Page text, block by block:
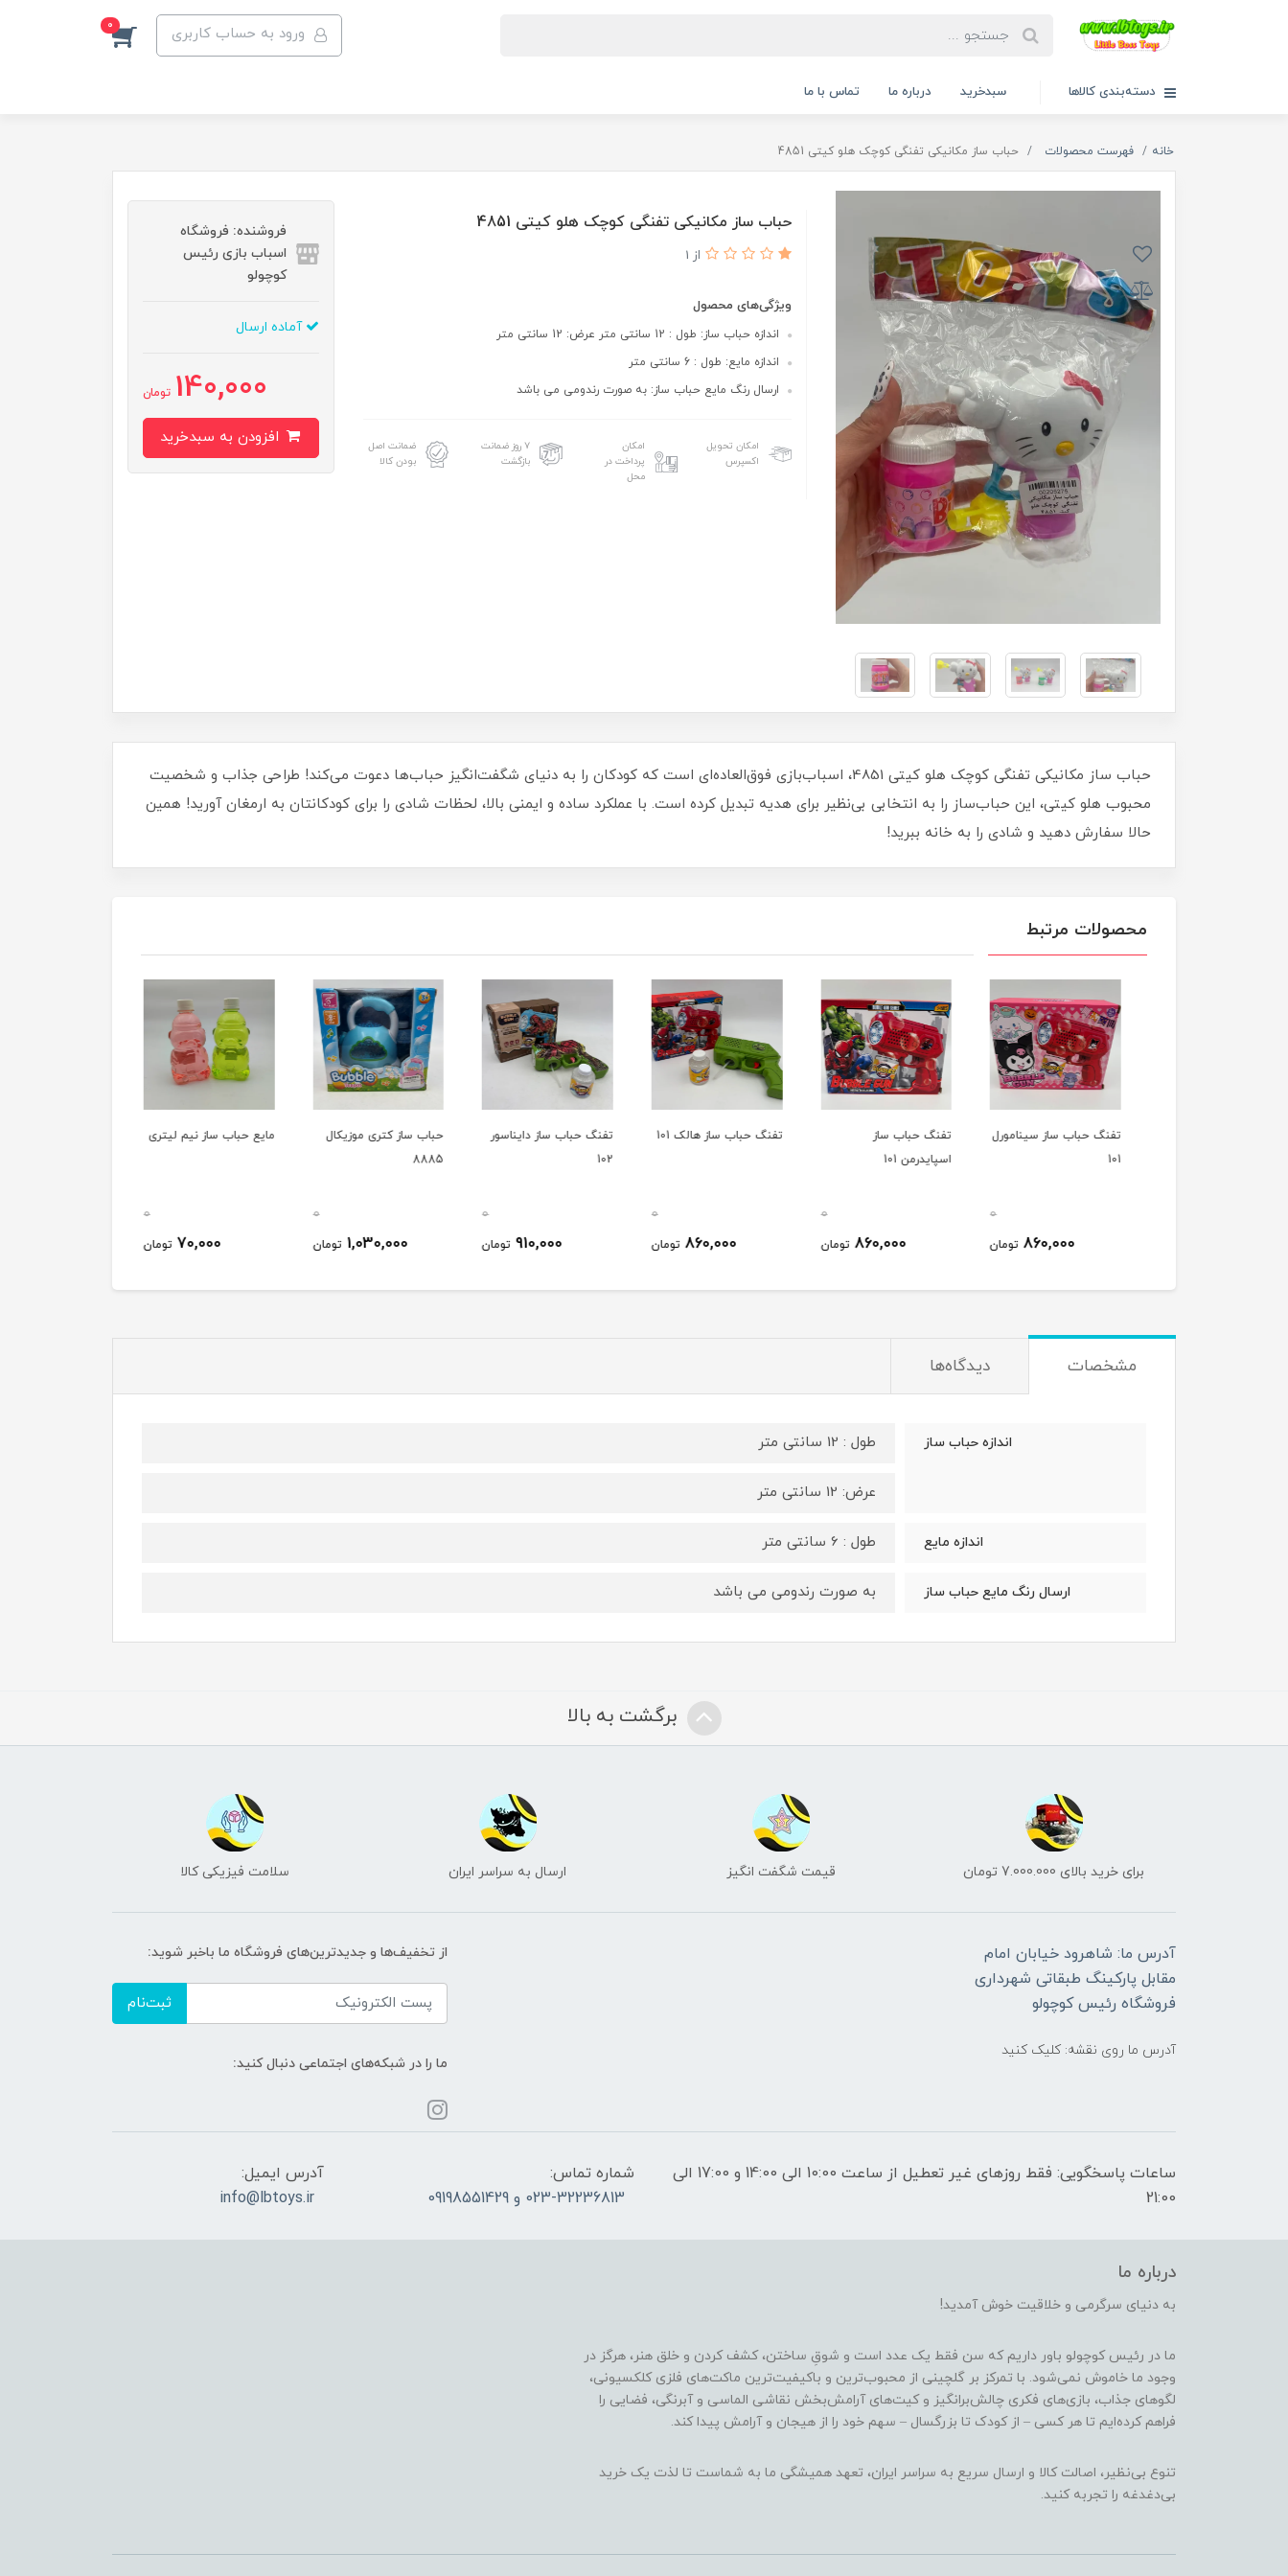
ورود به حساب کاربری 0
دسته‌بندی کالاها سبدخرید درباره ما تماس با ما
خانه فهرست محصولات حباب ساز مکانیکی تفنگی کوچک هلو کیتی 4851
حباب ساز مکانیکی تفنگی کوچک هلو کیتی 4851
از 1
ویژگی‌های محصول
اندازه حباب ساز: طول : 12 سانتی متر عرض: 12 سانتی متر
اندازه مایع: طول : 6 سانتی متر
ارسال رنگ مایع حباب ساز: به صورت رندومی می باشد
امکان تحویل
اکسپرس
امکان
پرداخت در
محل
۷ روز ضمانت
بازگشت
ضمانت اصل
بودن کالا
فروشنده: فروشگاه
اسباب بازی رئیس
کوچولو
آماده ارسال
140,000 تومان
حباب ساز مکانیکی تفنگی کوچک هلو کیتی 4851، اسباب‌بازی فوق‌العاده‌ای است که کودکان را به دنیای شگفت‌انگیز حباب‌ها دعوت می‌کند! طراحی جذاب و شخصیت
محبوب هلو کیتی، این حباب‌ساز را به انتخابی بی‌نظیر برای هدیه تبدیل کرده است. با عملکرد ساده و ایمنی بالا، لحظات شادی را برای کودکانتان به ارمغان آورید! همین
حالا سفارش دهید و شادی را به خانه ببرید!
محصولات مرتبط
تفنگ حباب ساز سینامورل
860,000 تومان
تفنگ حباب ساز
اسپایدرمن 101
860,000 تومان
تفنگ حباب ساز هالک 101
860,000 تومان
تفنگ حباب ساز دایناسور
102
910,000 تومان
حباب ساز کتری موزیکال
8885
1,030,000 تومان
مایع حباب ساز نیم لیتری
70,000 تومان
مشخصات دیدگاه‌ها
اندازه حباب ساز طول : 12 سانتی متر
عرض: 12 سانتی متر
اندازه مایع طول : 6 سانتی متر
ارسال رنگ مایع حباب ساز به صورت رندومی می باشد
برگشت به بالا
برای خرید بالای 7.000.000 تومان قیمت شگفت انگیز ارسال به سراسر ایران سلامت فیزیکی کالا
آدرس ما: شاهرود خیابان امام
مقابل پارکینگ طبقاتی شهرداری
فروشگاه رئیس کوچولو
آدرس ما روی نقشه: کلیک کنید
از تخفیف‌ها و جدیدترین‌های فروشگاه ما باخبر شوید:
ثبت‌نام
ما را در شبکه‌های اجتماعی دنبال کنید:
ساعات پاسخگویی: فقط روزهای غیر تعطیل از ساعت 10:00 الی 14:00 و 17:00 الی
21:00
شماره تماس:
023-32236813 و 09198551429
آدرس ایمیل:
info@lbtoys.ir
درباره ما
به دنیای سرگرمی و خلاقیت خوش آمدید!
ما در رئیس کوچولو باور داریم که سن فقط یک عدد است و شوقِ ساختن، کشف کردن و خلق هنر، هرگز در
وجود ما خاموش نمی‌شود. با تمرکز بر گلچینی از محبوب‌ترین و باکیفیت‌ترین ماکت‌های فلزی کلکسیونی،
لگوهای جذاب، بازی‌های فکری چالش‌برانگیز و کیت‌های آرامش‌بخش نقاشی الماسی و آبرنگی، فضایی را
فراهم کرده‌ایم تا هر کسی – از کودک تا بزرگسال – سهم خود را از هیجان و آرامش پیدا کند.
تنوع بی‌نظیر، اصالت کالا و ارسال سریع به سراسر ایران، تعهد همیشگی ما به شماست تا لذت یک خرید
بی‌دغدغه را تجربه کنید.